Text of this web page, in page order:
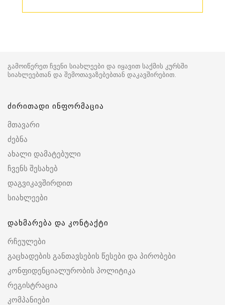
გამოიწერეთ ჩვენი სიახლეები და იყავით საქმის კურსში
სიახლეებთან და შემოთავაზებებთან დაკავშირებით.
ძირითადი ინფორმაცია
მთავარი
ძებნა
ახალი დამატებული
ჩვენს შესახებ
დაგვიკავშირდით
სიახლეები
დახმარება და კონტაქტი
რჩეულები
გაცხადების განთავსების წესები და პირობები
კონფიდენციალურობის პოლიტიკა
რეგისტრაცია
კომპანიები